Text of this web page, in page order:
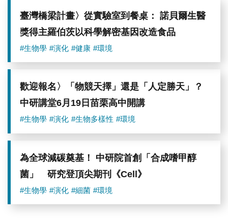
臺灣橋梁計畫〉從實驗室到餐桌： 諾貝爾生醫
獎得主羅伯茨以科學解密基因改造食品
#生物學 #演化 #健康 #環境
歡迎報名〉「物競天擇」還是「人定勝天」？
中研講堂6月19日苗栗高中開講
#生物學 #演化 #生物多樣性 #環境
為全球減碳奠基！ 中研院首創「合成嗜甲醇
菌」 研究登頂尖期刊《Cell》
#生物學 #演化 #細菌 #環境